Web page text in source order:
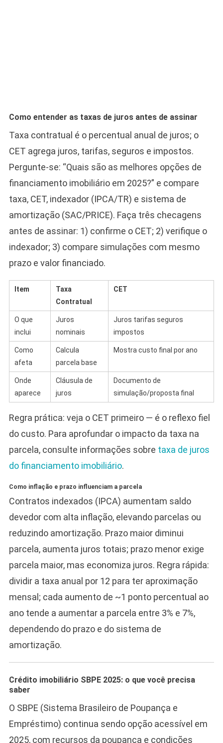
Como entender as taxas de juros antes de assinar
Taxa contratual é o percentual anual de juros; o
CET agrega juros, tarifas, seguros e impostos.
Pergunte-se: “Quais são as melhores opções de
financiamento imobiliário em 2025?” e compare
taxa, CET, indexador (IPCA/TR) e sistema de
amortização (SAC/PRICE). Faça três checagens
antes de assinar: 1) confirme o CET; 2) verifique o
indexador; 3) compare simulações com mesmo
prazo e valor financiado.
Item
Taxa
Contratual
CET
O que
inclui
Juros
nominais
Juros tarifas seguros
impostos
Como
afeta
Calcula
parcela base
Mostra custo final por ano
Onde
aparece
Cláusula de
juros
Documento de
simulação/proposta final
Regra prática: veja o CET primeiro — é o reflexo fiel
do custo. Para aprofundar o impacto da taxa na
parcela, consulte informações sobre taxa de juros
do financiamento imobiliário.
Como inflação e prazo influenciam a parcela
Contratos indexados (IPCA) aumentam saldo
devedor com alta inflação, elevando parcelas ou
reduzindo amortização. Prazo maior diminui
parcela, aumenta juros totais; prazo menor exige
parcela maior, mas economiza juros. Regra rápida:
dividir a taxa anual por 12 para ter aproximação
mensal; cada aumento de ~1 ponto percentual ao
ano tende a aumentar a parcela entre 3% e 7%,
dependendo do prazo e do sistema de
amortização.
Crédito imobiliário SBPE 2025: o que você precisa
saber
O SBPE (Sistema Brasileiro de Poupança e
Empréstimo) continua sendo opção acessível em
2025, com recursos da poupança e condições